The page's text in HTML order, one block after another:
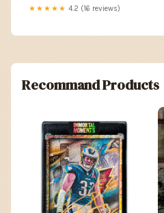
★★★★★ 4.2 (16 reviews)
Recommand Products